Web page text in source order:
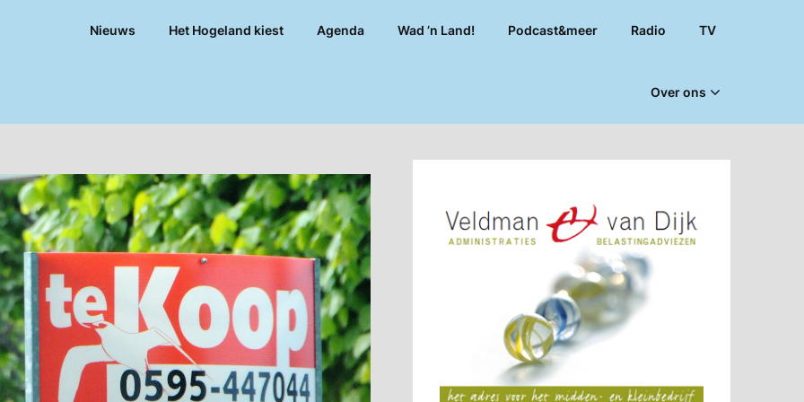
Nieuws Het Hogeland kiest Agenda Wad ’n Land! Podcast&meer Radio TV
Over ons